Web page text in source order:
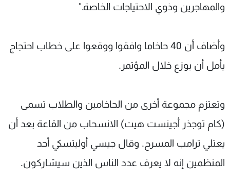
والمهاجرين وذوي الاحتياجات الخاصة."
وأضاف أن 40 حاخاما وافقوا ووقعوا على خطاب احتجاج
يأمل أن يوزع خلال المؤتمر.
وتعتزم مجموعة أخرى من الحاخامين والطلاب تسمى
(كام توجذر أجينست هيت) الانسحاب من القاعة بعد أن
يعتلي ترامب المسرح. وقال جيسي أوليتسكي أحد
المنظمين إنه لا يعرف عدد الناس الذين سيشاركون.